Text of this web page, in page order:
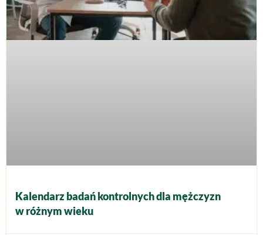
Kalendarz badań kontrolnych dla mężczyzn
w różnym wieku